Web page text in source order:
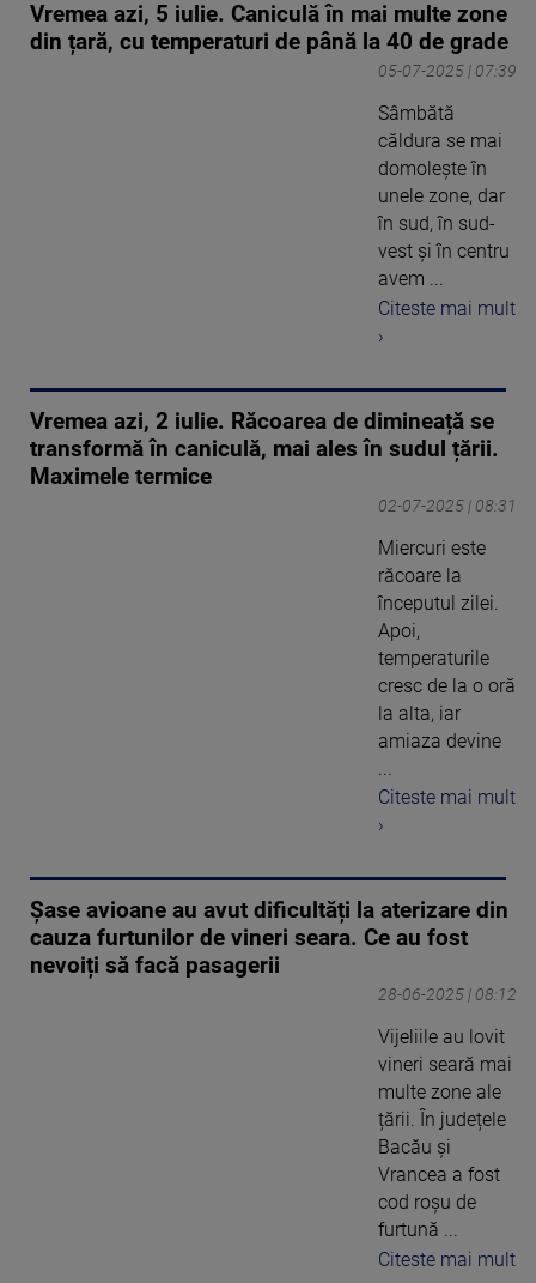
Vremea azi, 5 iulie. Caniculă în mai multe zone
din țară, cu temperaturi de până la 40 de grade
05-07-2025 | 07:39
Sâmbătă
căldura se mai
domolește în
unele zone, dar
în sud, în sud-
vest și în centru
avem ...
Citeste mai mult
›
Vremea azi, 2 iulie. Răcoarea de dimineață se
transformă în caniculă, mai ales în sudul țării.
Maximele termice
02-07-2025 | 08:31
Miercuri este
răcoare la
începutul zilei.
Apoi,
temperaturile
cresc de la o oră
la alta, iar
amiaza devine
Citeste mai mult
›
Șase avioane au avut dificultăți la aterizare din
cauza furtunilor de vineri seara. Ce au fost
nevoiți să facă pasagerii
28-06-2025 | 08:12
Vijeliile au lovit
vineri seară mai
multe zone ale
țării. În județele
Bacău și
Vrancea a fost
cod roșu de
furtună ...
Citeste mai mult